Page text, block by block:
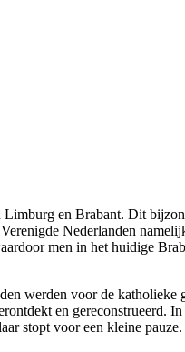
Limburg en Brabant. Dit
Nederlanden
men in het huidige
werden voor de
en gereconstrueerd.
stopt voor een kleine pauze.